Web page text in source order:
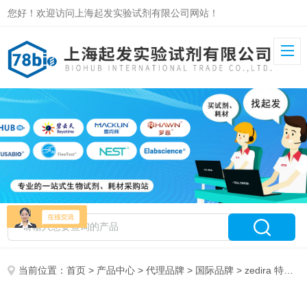
您好！欢迎访问上海起发实验试剂有限公司网站！
当前位置：首页 > 产品中心 >代理品牌 > 国际品牌 > zedira 特约代理